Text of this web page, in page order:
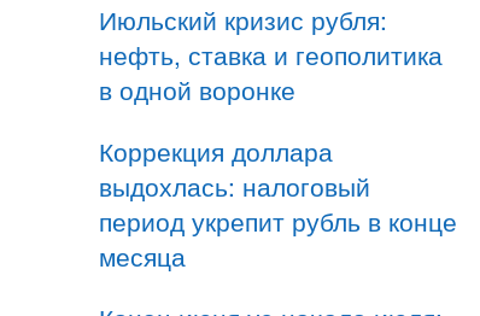
Июльский кризис рубля:
нефть, ставка и геополитика
в одной воронке
Коррекция доллара
выдохлась: налоговый
период укрепит рубль в конце
месяца